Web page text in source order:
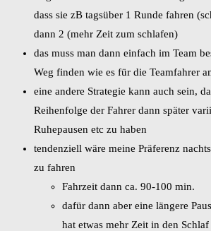
dass sie zB tagsüber 1 Runde fahren
dann 2 (mehr Zeit zum schlafen)
das muss man dann einfach im Team
Weg finden wie es für die Teamfahrer
eine andere Strategie kann auch sein,
Reihenfolge der Fahrer dann später
Ruhepausen etc zu haben
tendenziell wäre meine Präferenz
zu fahren
Fahrzeit dann ca. 90-100 min.
dafür dann aber eine längere
hat etwas mehr Zeit in den